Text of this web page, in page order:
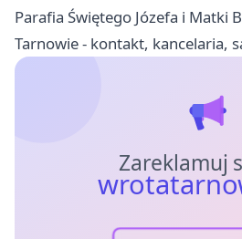
Parafia Świętego Józefa i Matki
Tarnowie - kontakt, kancelaria,
Zareklamuj